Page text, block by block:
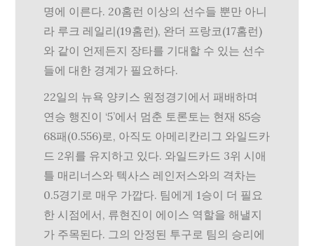
명에 이른다. 20홈런 이상의 선수들 뿐만 아니
라 루크 레일리(19홈런), 완더 프랑코(17홈런)
와 같이 언제든지 장타를 기대할 수 있는 선수
들에 대한 경계가 필요하다.
22일의 뉴욕 양키스 원정경기에서 패배하며
연승 행진이 ‘5’에서 멈춘 토론토는 현재 85승
68패(0.556)로, 아직도 아메리칸리그 와일드카
드 2위를 유지하고 있다. 와일드카드 3위 시애
틀 매리너스와 텍사스 레인저스와의 격차는
0.5경기로 매우 가깝다. 팀에게 1승이 더 필요
한 시점에서, 류현진이 에이스 역할을 해낼지
가 주목된다. 그의 안정된 투구로 팀의 승리에